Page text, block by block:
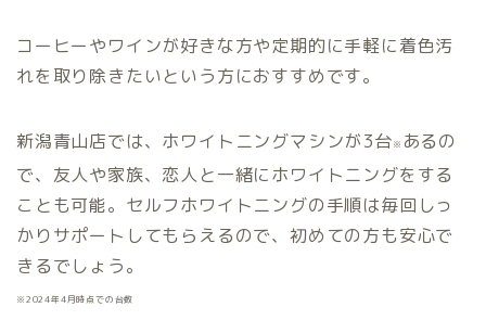
コーヒーやワインが好きな方や定期的に手軽に着色汚
れを取り除きたいという方におすすめです。
新潟青山店では、ホワイトニングマシンが3台※ あるの
で、友人や家族、恋人と一緒にホワイトニングをする
ことも可能。セルフホワイトニングの手順は毎回しっ
かりサポートしてもらえるので、初めての方も安心で
きるでしょう。
※2024年4月時点での台数